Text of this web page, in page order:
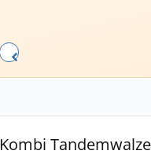
Kombi